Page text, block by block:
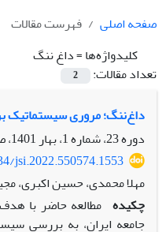
صفحه اصلی
فهرست مقالات
کلیدواژه‌ها =داغ ننگ
تعداد مقالات:
2
داغ‌ننگ؛ مروری سیستماتیک
دوره 23، شماره 1، بهار 1401، صفحه
jsi.2022.550574.1553
مهلا محمدی، حسین اکبری،
چکیده مطالعه حاضر با
جامعه ایران، به ­بررسی